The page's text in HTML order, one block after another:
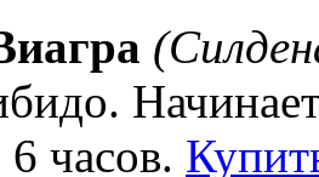
часов.